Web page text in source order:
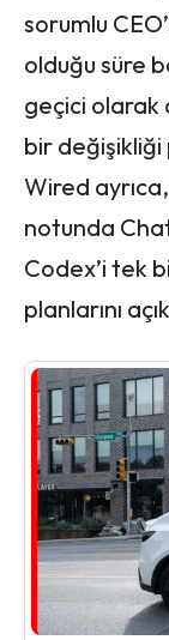
sorumlu
olduğu süre
geçici olarak
bir
Wired ayrıca,
notunda
Codex’i tek
planlarını